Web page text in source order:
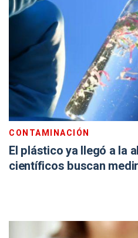
CONTAMINACIÓN
El plástico ya llegó a la
científicos buscan